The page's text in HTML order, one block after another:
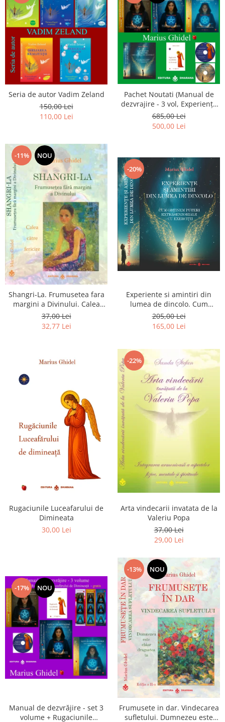
Seria de autor Vadim Zeland
150,00 Lei
110,00 Lei
Pachet Noutati (Manual de
dezvrajire - 3 vol, Experiențe
și amintiri, Rugăciunile
Luceafarului de dimineata) -
Marius Ghidel
685,00 Lei
500,00 Lei
-11% NOU
Shangri-La. Frumusetea fara
margini a Divinului. Calea
catre fericire
37,00 Lei
32,77 Lei
-20%
Experiente si amintiri din
lumea de dincolo. Cum
obtinem puteri
extrasenzoriale - cu exercitii
205,00 Lei
165,00 Lei
Rugaciunile Luceafarului de
Dimineata
30,00 Lei
-22%
Arta vindecarii invatata de la
Valeriu Popa
37,00 Lei
29,00 Lei
-17% NOU
Manual de dezvrăjire - set 3
volume + Rugaciunile
-13% NOU
Frumusete in dar. Vindecarea
sufletului. Dumnezeu este